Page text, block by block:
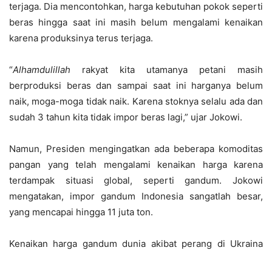
terjaga. Dia mencontohkan, harga kebutuhan pokok seperti
beras hingga saat ini masih belum mengalami kenaikan
karena produksinya terus terjaga.
“Alhamdulillah rakyat kita utamanya petani masih
berproduksi beras dan sampai saat ini harganya belum
naik, moga-moga tidak naik. Karena stoknya selalu ada dan
sudah 3 tahun kita tidak impor beras lagi,” ujar Jokowi.
Namun, Presiden mengingatkan ada beberapa komoditas
pangan yang telah mengalami kenaikan harga karena
terdampak situasi global, seperti gandum. Jokowi
mengatakan, impor gandum Indonesia sangatlah besar,
yang mencapai hingga 11 juta ton.
Kenaikan harga gandum dunia akibat perang di Ukraina